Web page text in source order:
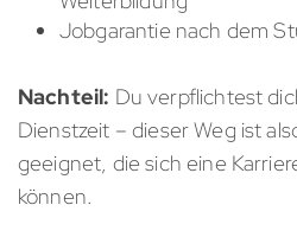
Jobgarantie nach dem
Nachteil: Du verpflichtest
Dienstzeit – dieser Weg ist
geeignet, die sich eine
können.